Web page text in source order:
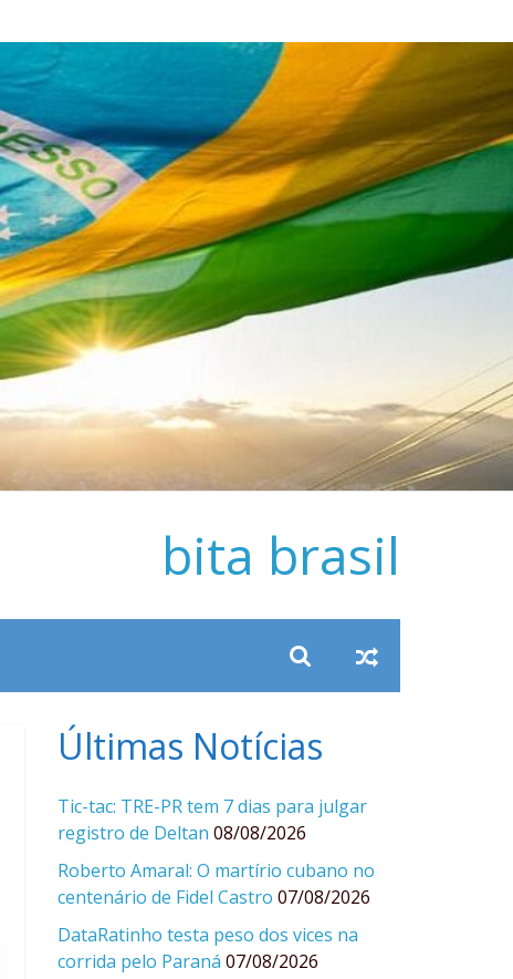
bita brasil
Últimas Notícias
Tic-tac: TRE-PR tem 7 dias para julgar
registro de Deltan 08/08/2026
Roberto Amaral: O martírio cubano no
centenário de Fidel Castro 07/08/2026
DataRatinho testa peso dos vices na
corrida pelo Paraná 07/08/2026